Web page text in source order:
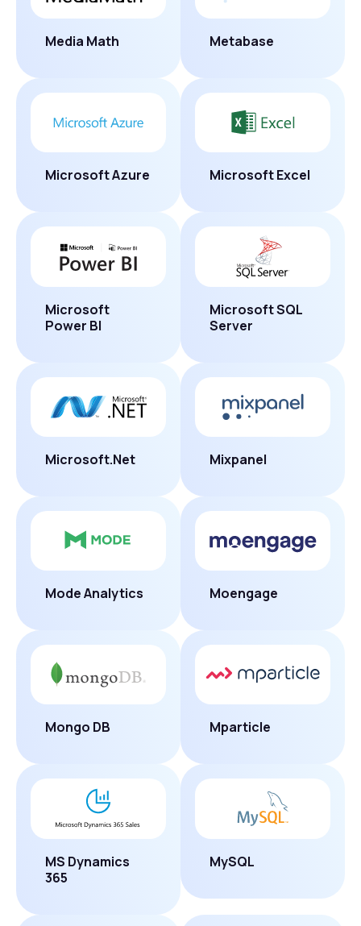
Media Math Metabase
Microsoft Azure Microsoft Excel
Microsoft
Power BI
Microsoft SQL
Server
Microsoft.Net Mixpanel
Mode Analytics Moengage
Mongo DB Mparticle
MS Dynamics
365
MySQL